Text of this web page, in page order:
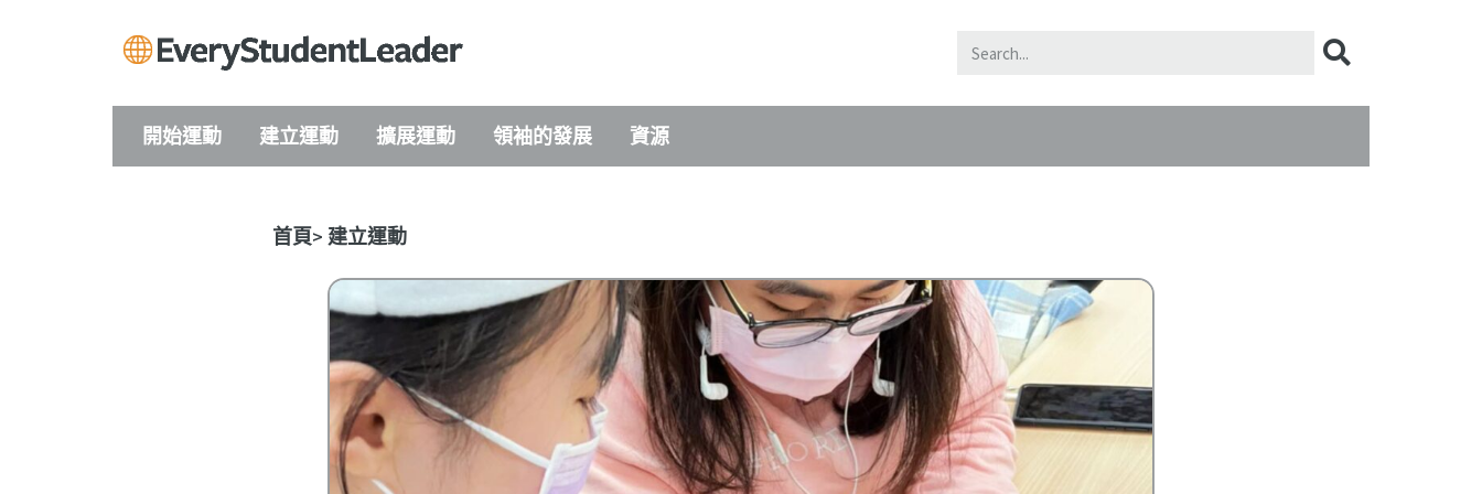
開始運動 建立運動 擴展運動 領袖的發展 資源
首頁> 建立運動